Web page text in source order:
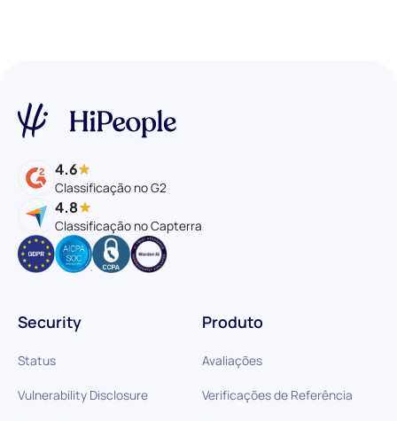
4.6
Classificação no G2
4.8
Classificação no Capterra
Produto
Avaliações
Verificações de Referência
Security
Status
Vulnerability Disclosure